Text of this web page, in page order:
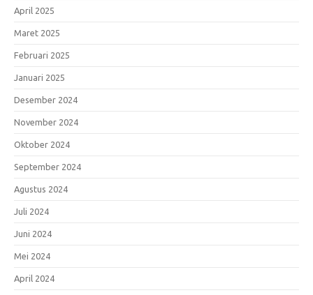
April 2025
Maret 2025
Februari 2025
Januari 2025
Desember 2024
November 2024
Oktober 2024
September 2024
Agustus 2024
Juli 2024
Juni 2024
Mei 2024
April 2024